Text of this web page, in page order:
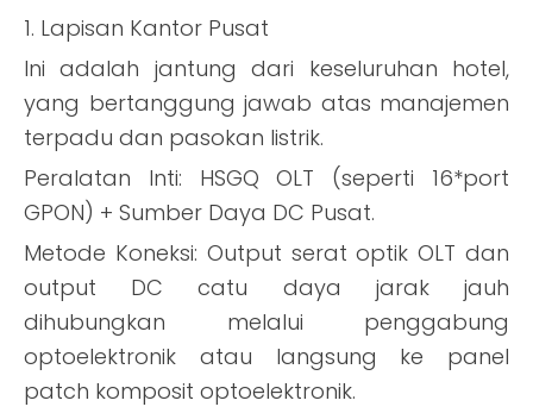
1. Lapisan Kantor Pusat
Ini adalah jantung dari keseluruhan hotel,
yang bertanggung jawab atas manajemen
terpadu dan pasokan listrik.
Peralatan Inti: HSGQ OLT (seperti 16*port
GPON) + Sumber Daya DC Pusat.
Metode Koneksi: Output serat optik OLT dan
output DC catu daya jarak jauh
dihubungkan melalui penggabung
optoelektronik atau langsung ke panel
patch komposit optoelektronik.